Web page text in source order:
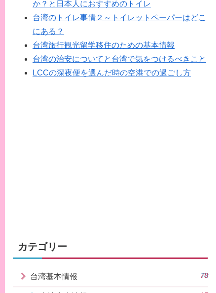
か？と日本人におすすめのトイレ
台湾のトイレ事情２～トイレットペーパーはどこ
にある？
台湾旅行観光留学移住のための基本情報
台湾の治安についてと台湾で気をつけるべきこと
LCCの深夜便を選んだ時の空港での過ごし方
カテゴリー
台湾基本情報 78